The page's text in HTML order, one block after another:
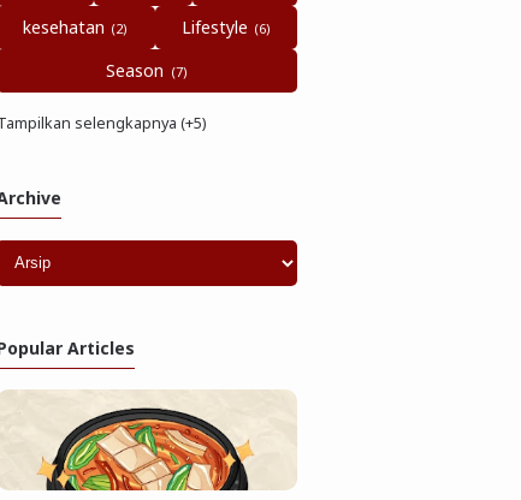
kesehatan
Lifestyle
Season
selengkapnya (+5)
Articles